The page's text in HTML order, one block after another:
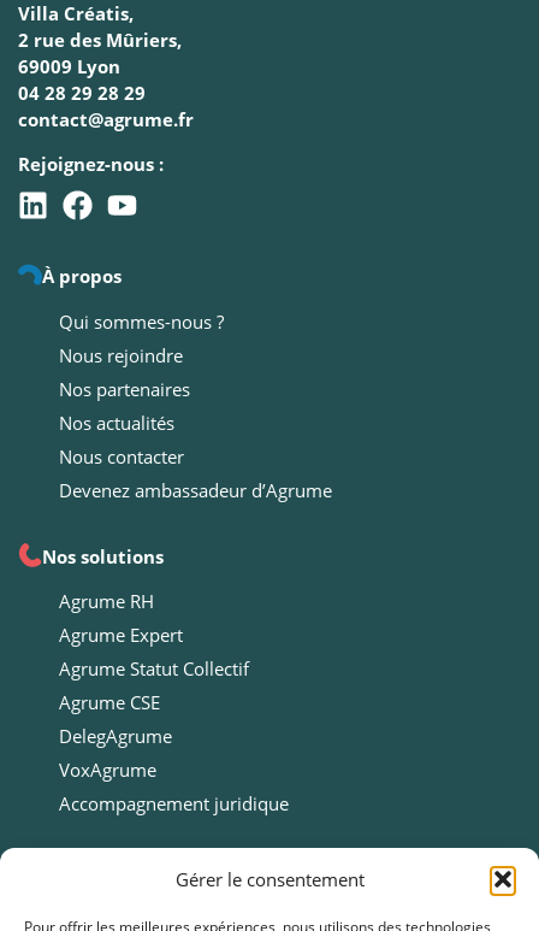
Gérer le consentement
Pour offrir les meilleures expériences, nous utilisons des technologies
Villa Créatis,
2 rue des Mûriers,
69009 Lyon
04 28 29 28 29
contact@agrume.fr
Rejoignez-nous :
À propos
Qui sommes-nous ?
Nous rejoindre
Nos partenaires
Nos actualités
Nous contacter
Devenez ambassadeur d’Agrume
Nos solutions
Agrume RH
Agrume Expert
Agrume Statut Collectif
Agrume CSE
DelegAgrume
VoxAgrume
Accompagnement juridique
Ressources